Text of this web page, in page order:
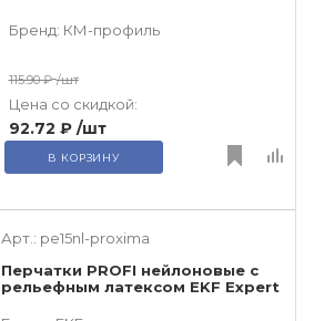
Бренд: КМ-профиль
115.90 ₽ /шт
Цена со скидкой:
92.72 ₽ /шт
В КОРЗИНУ
Арт.: pe15nl-proxima
Перчатки PROFI нейлоновые с
рельефным латексом EKF Expert